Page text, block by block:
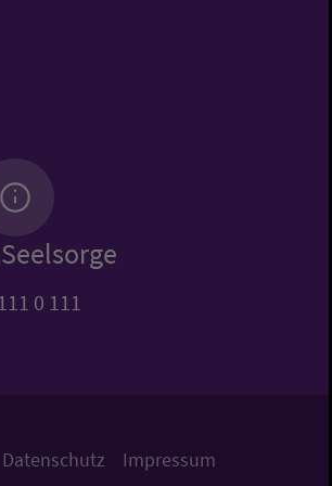
0 111
Datenschutz Impressum